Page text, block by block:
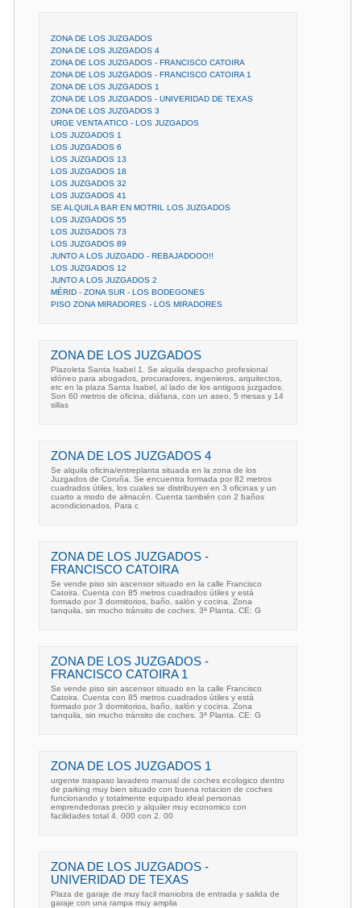
ZONA DE LOS JUZGADOS
ZONA DE LOS JUZGADOS 4
ZONA DE LOS JUZGADOS - FRANCISCO CATOIRA
ZONA DE LOS JUZGADOS - FRANCISCO CATOIRA 1
ZONA DE LOS JUZGADOS 1
ZONA DE LOS JUZGADOS - UNIVERIDAD DE TEXAS
ZONA DE LOS JUZGADOS 3
URGE VENTA ATICO - LOS JUZGADOS
LOS JUZGADOS 1
LOS JUZGADOS 6
LOS JUZGADOS 13
LOS JUZGADOS 18
LOS JUZGADOS 32
LOS JUZGADOS 41
SE ALQUILA BAR EN MOTRIL LOS JUZGADOS
LOS JUZGADOS 55
LOS JUZGADOS 73
LOS JUZGADOS 89
JUNTO A LOS JUZGADO - REBAJADOOO!!
LOS JUZGADOS 12
JUNTO A LOS JUZGADOS 2
MÉRID - ZONA SUR - LOS BODEGONES
PISO ZONA MIRADORES - LOS MIRADORES
ZONA DE LOS JUZGADOS
Plazoleta Santa Isabel 1. Se alquila despacho profesional
idóneo para abogados, procuradores, ingenieros, arquitectos,
etc en la plaza Santa Isabel, al lado de los antiguos juzgados.
Son 60 metros de oficina, diáfana, con un aseo, 5 mesas y 14
sillas
ZONA DE LOS JUZGADOS 4
Se alquila oficina/entreplanta situada en la zona de los
Juzgados de Coruña. Se encuentra formada por 82 metros
cuadrados útiles, los cuales se distribuyen en 3 oficinas y un
cuarto a modo de almacén. Cuenta también con 2 baños
acondicionados. Para c
ZONA DE LOS JUZGADOS -
FRANCISCO CATOIRA
Se vende piso sin ascensor situado en la calle Francisco
Catoira. Cuenta con 85 metros cuadrados útiles y está
formado por 3 dormitorios, baño, salón y cocina. Zona
tanquila, sin mucho tránsito de coches. 3ª Planta. CE: G
ZONA DE LOS JUZGADOS -
FRANCISCO CATOIRA 1
Se vende piso sin ascensor situado en la calle Francisco
Catoira. Cuenta con 85 metros cuadrados útiles y está
formado por 3 dormitorios, baño, salón y cocina. Zona
tanquila, sin mucho tránsito de coches. 3ª Planta. CE: G
ZONA DE LOS JUZGADOS 1
urgente traspaso lavadero manual de coches ecologico dentro
de parking muy bien situado con buena rotacion de coches
funcionando y totalmente equipado ideal personas
emprendedoras precio y alquiler muy economico con
facilidades total 4. 000 con 2. 00
ZONA DE LOS JUZGADOS -
UNIVERIDAD DE TEXAS
Plaza de garaje de muy facil maniobra de entrada y salida de
garaje con una rampa muy amplia